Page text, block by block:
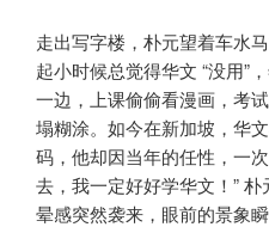
走出写字楼，朴元望着车水
起小时候总觉得华文 “没用”
一边，上课偷偷看漫画，考
塌糊涂。如今在新加坡，华
码，他却因当年的任性，一
去，我一定好好学华文！”
晕感突然袭来，眼前的景象瞬